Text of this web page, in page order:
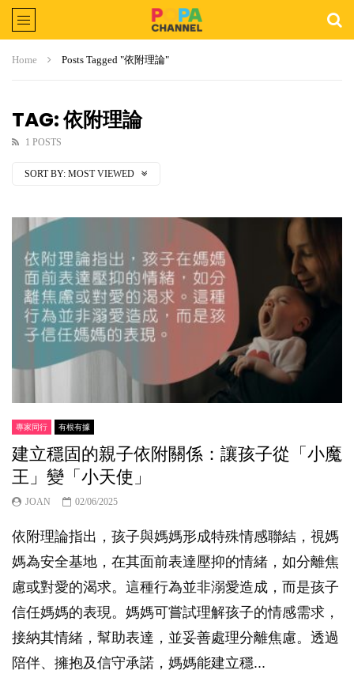
Home Posts Tagged "依附理論"
TAG: 依附理論
1 POSTS
SORT BY: MOST VIEWED
專家同行 有根有據
建立穩固的親子依附關係：讓孩子從「小魔
王」變「小天使」
JOAN 02/06/2025
依附理論指出，孩子與媽媽形成特殊情感聯結，視媽
媽為安全基地，在其面前表達壓抑的情緒，如分離焦
慮或對愛的渴求。這種行為並非溺愛造成，而是孩子
信任媽媽的表現。媽媽可嘗試理解孩子的情感需求，
接納其情緒，幫助表達，並妥善處理分離焦慮。透過
陪伴、擁抱及信守承諾，媽媽能建立穩...